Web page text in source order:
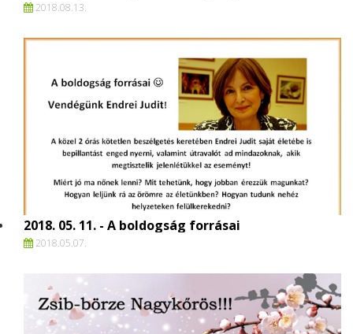
2018.08.13.
2018. 05. 11. - A boldogság forrásai
2018.05.07.